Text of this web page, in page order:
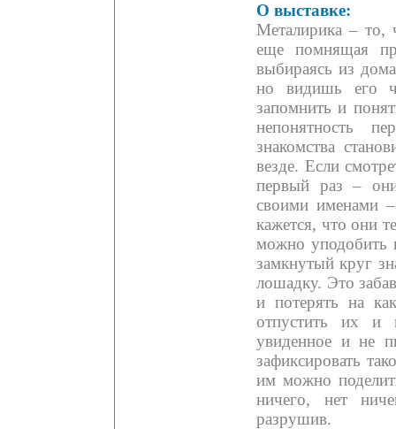
О выставке:
Металирика – то,
еще помнящая
выбираясь из
но видишь его
запомнить и
непонятность
знакомства
везде. Если
первый раз –
своими именами
кажется, что они
можно уподобить
замкнутый круг
лошадку. Это
и потерять на
отпустить их и
увиденное и не
зафиксировать
им можно
ничего, нет
разрушив.